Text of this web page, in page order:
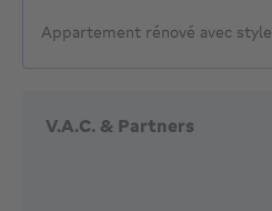
Appartement rénové avec style
V.A.C. & Partners